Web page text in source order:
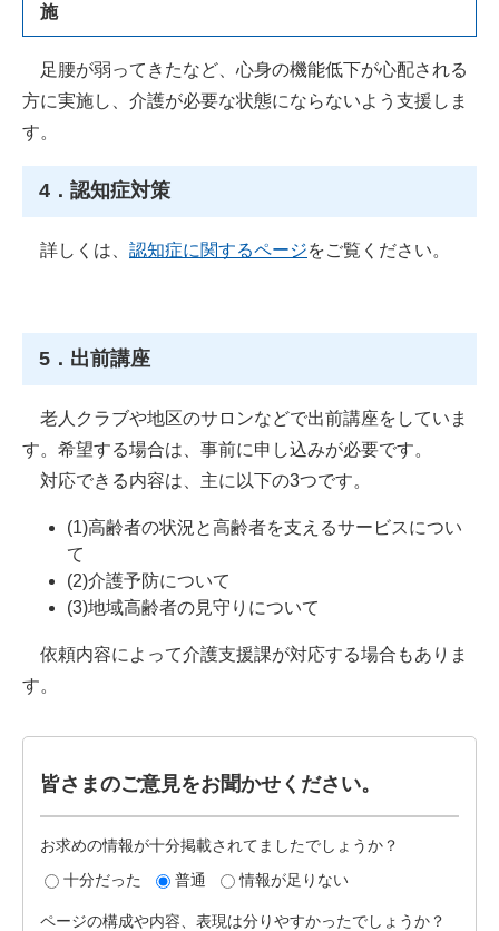
施
足腰が弱ってきたなど、心身の機能低下が心配される
方に実施し、介護が必要な状態にならないよう支援しま
す。
4．認知症対策
詳しくは、 認知症に関するページをご覧ください。
5．出前講座
老人クラブや地区のサロンなどで出前講座をしていま
す。希望する場合は、事前に申し込みが必要です。
対応できる内容は、主に以下の3つです。
(1)高齢者の状況と高齢者を支えるサービスについ
て
(2)介護予防について
(3)地域高齢者の見守りについて
依頼内容によって介護支援課が対応する場合もありま
す。
皆さまのご意見をお聞かせください。
お求めの情報が十分掲載されてましたでしょうか？
十分だった
普通 情報が足りない
ページの構成や内容、表現は分りやすかったでしょうか？